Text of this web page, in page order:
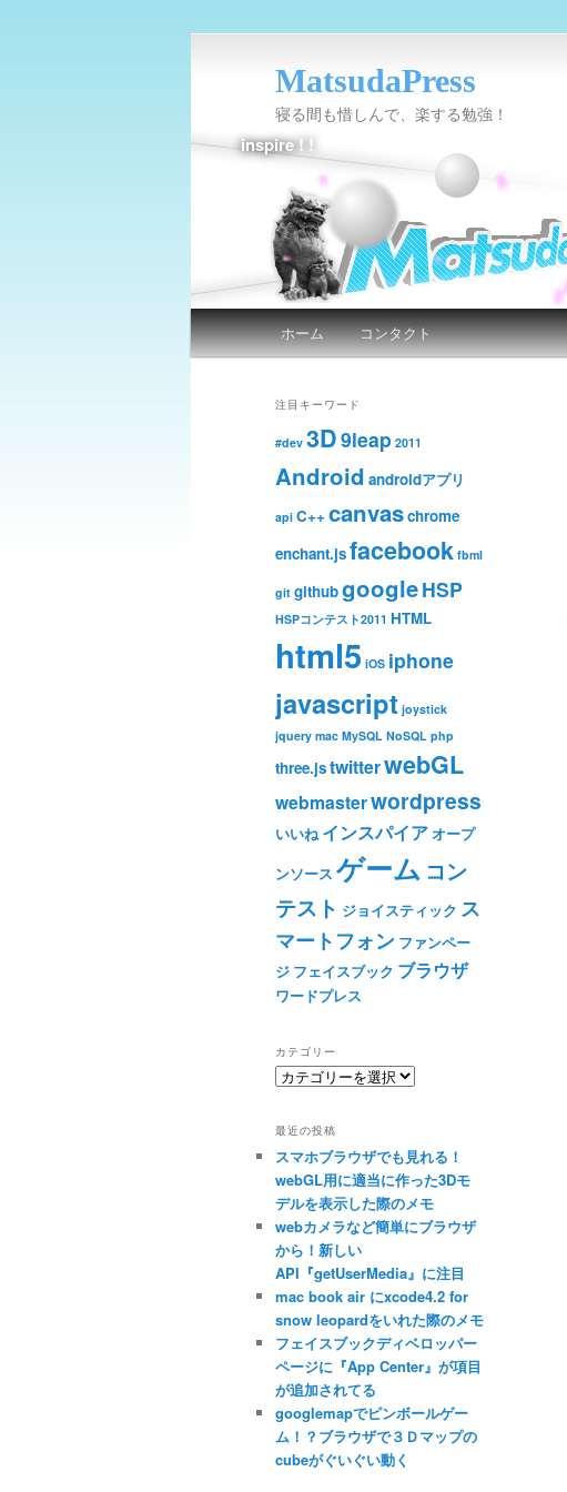
MatsudaPress
寝る間も惜しんで、楽する勉強！
inspire ! !
メインメニュー
メインコンテンツへ移動
サブコンテンツへ移動
ホーム コンタクト
注目キーワード
#dev 3D9leap 2011
Android androidアプリ
api C++ canvaschrome
enchant.jsfacebook fbml
git githubgoogleHSP
HSPコンテスト2011 HTML
html5 iOS iphone
javascript joystick
jquery mac MySQL NoSQL php
three.jstwitterwebGL
webmasterwordpress
いいね インスパイアオープ
ンソース ゲーム コン
テスト ジョイスティック ス
マートフォン ファンペー
ジ フェイスブック ブラウザ
ワードプレス
カテゴリー
カ
リ
ー
最近の投稿
スマホブラウザでも見れる！
webGL用に適当に作った3Dモ
デルを表示した際のメモ
webカメラなど簡単にブラウザ
から！新しい
API『getUserMedia』に注目
mac book air にxcode4.2 for
snow leopardをいれた際のメモ
フェイスブックディベロッパー
ページに『App Center』が項目
が追加されてる
googlemapでピンボールゲー
ム！？ブラウザで３Ｄマップの
cubeがぐいぐい動く